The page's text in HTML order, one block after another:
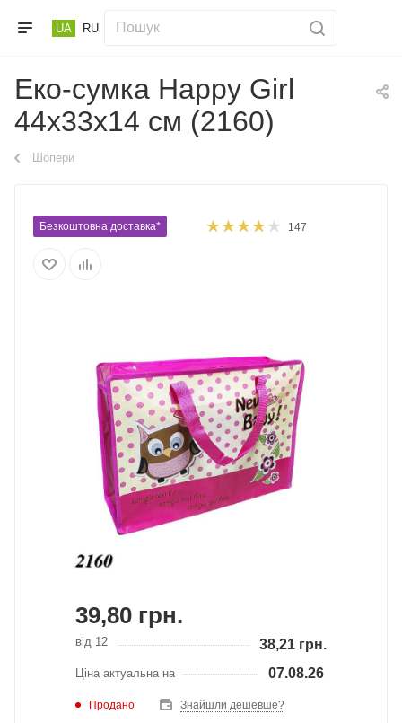
UA RU
Еко-сумка Happy Girl
44х33х14 см (2160)
Шопери
Безкоштовна доставка* 147
39,80 грн.
від 12 38,21 грн.
Ціна актуальна на 07.08.26
Продано Знайшли дешевше?